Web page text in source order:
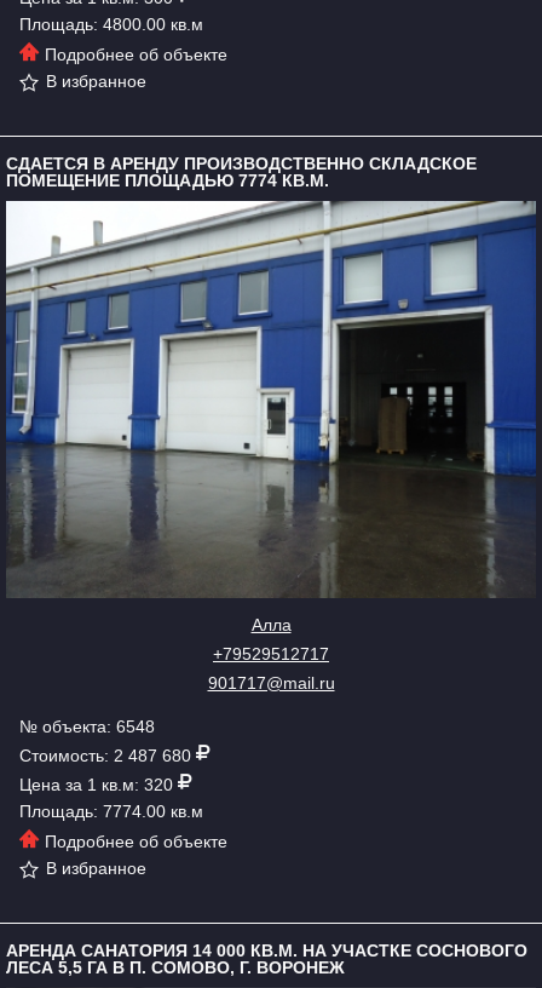
Площадь: 4800.00 кв.м
Подробнее об объекте
В избранное
СДАЕТСЯ В АРЕНДУ ПРОИЗВОДСТВЕННО СКЛАДСКОЕ
ПОМЕЩЕНИЕ ПЛОЩАДЬЮ 7774 КВ.М.
Алла
+79529512717
901717@mail.ru
№ объекта: 6548
Стоимость: 2 487 680
Цена за 1 кв.м: 320
Площадь: 7774.00 кв.м
Подробнее об объекте
В избранное
АРЕНДА САНАТОРИЯ 14 000 КВ.М. НА УЧАСТКЕ СОСНОВОГО
ЛЕСА 5,5 ГА В П. СОМОВО, Г. ВОРОНЕЖ